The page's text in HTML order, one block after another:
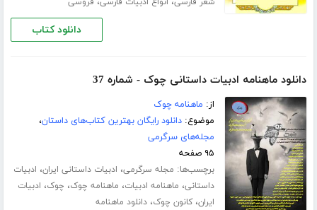
شعر فارسی انواع ادبیات فارسی فروسی
دانلود کتاب
دانلود ماهنامه ادبیات داستانی چوک - شماره 37
از: ماهنامه چوک
موضوع:دانلود رایگان بهترین کتاب‌های داستان،
مجله‌های سرگرمی
۹۵ صفحه
برچسب‌ها: مجله سرگرمی، ادبیات داستانی ایران، ادبیات
داستانی، ماهنامه ادبیات، ماهنامه چوک، چوک، ادبیات
ایران،کانون چوک،دانلود ماهنامه